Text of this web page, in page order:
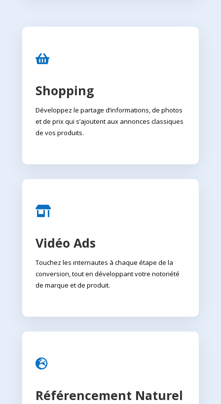

Shopping
Développez le partage d’informations, de photos
et de prix qui s’ajoutent aux annonces classiques
de vos produits.

Vidéo Ads
Touchez les internautes à chaque étape de la
conversion, tout en développant votre notoriété
de marque et de produit.

Référencement Naturel